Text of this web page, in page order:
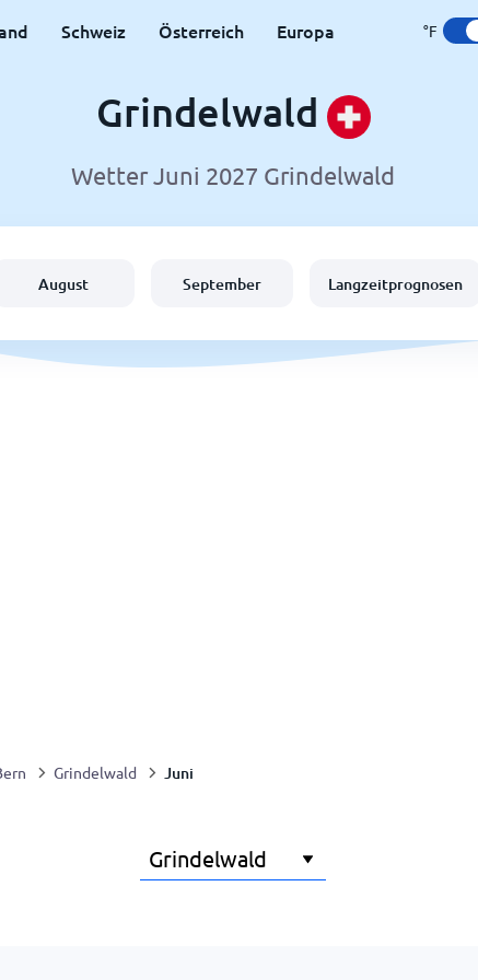
Schweiz Österreich Europa °F
Grindelwald
Wetter Juni 2027 Grindelwald
August September Langzeitprognosen
Grindelwald Juni